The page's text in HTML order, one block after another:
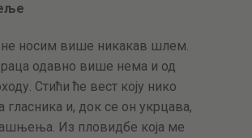
носим више никакав шлем.
одавно више нема и од
Стићи ће вест коју нико
гласника и, док се он укрцава,
Из пловидбе која ме